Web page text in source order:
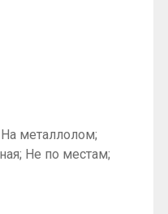
На металлолом;
Не по местам;